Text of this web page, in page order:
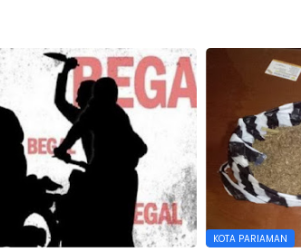
KOTA PARIAMAN